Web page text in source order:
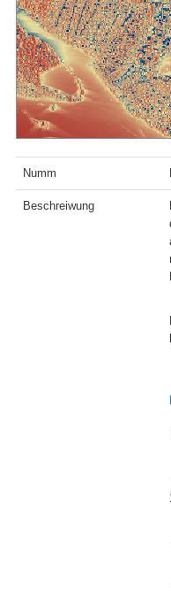
Numm
Beschreiwung